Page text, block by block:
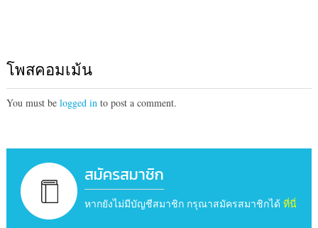
โพสคอมเม้น
You must be logged into post a comment.
สมัครสมาชิก
หากยังไม่มีบัญชีสมาชิก กรุณาสมัครสมาชิกได้ ที่นี่